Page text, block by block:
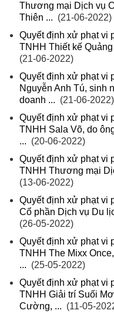
Thương mại Dịch vụ
Thiên ... (21-06-2022)
Quyết định xử phạt vi
TNHH Thiết kế
(21-06-2022)
Quyết định xử phạt vi
Nguyễn Anh Tú, sinh
doanh ... (21-06-2022)
Quyết định xử phạt vi
TNHH Sala Võ, do
... (20-06-2022)
Quyết định xử phạt vi
TNHH Thương mại
(13-06-2022)
Quyết định xử phạt vi
Cổ phần Dịch vụ Du
(26-05-2022)
Quyết định xử phạt vi
TNHH The Mixx
... (25-05-2022)
Quyết định xử phạt vi
TNHH Giải trí Suối
Cường, ... (11-05-